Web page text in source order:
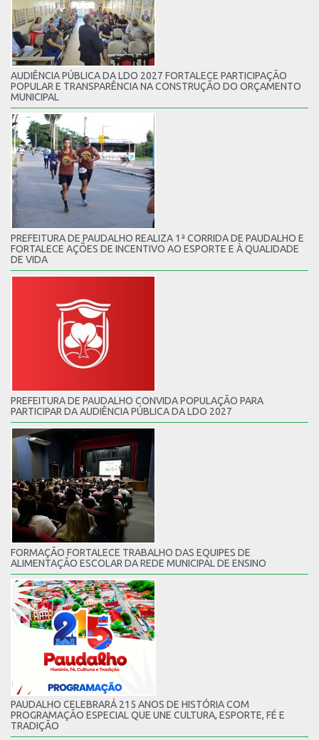
AUDIÊNCIA PÚBLICA DA LDO 2027 FORTALECE PARTICIPAÇÃO
POPULAR E TRANSPARÊNCIA NA CONSTRUÇÃO DO ORÇAMENTO
MUNICIPAL
PREFEITURA DE PAUDALHO REALIZA 1ª CORRIDA DE PAUDALHO E
FORTALECE AÇÕES DE INCENTIVO AO ESPORTE E À QUALIDADE
DE VIDA
PREFEITURA DE PAUDALHO CONVIDA POPULAÇÃO PARA
PARTICIPAR DA AUDIÊNCIA PÚBLICA DA LDO 2027
FORMAÇÃO FORTALECE TRABALHO DAS EQUIPES DE
ALIMENTAÇÃO ESCOLAR DA REDE MUNICIPAL DE ENSINO
PAUDALHO CELEBRARÁ 215 ANOS DE HISTÓRIA COM
PROGRAMAÇÃO ESPECIAL QUE UNE CULTURA, ESPORTE, FÉ E
TRADIÇÃO